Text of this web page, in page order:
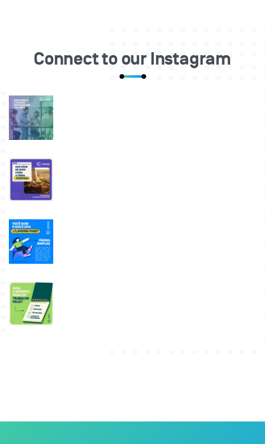
Connect to our Instagram